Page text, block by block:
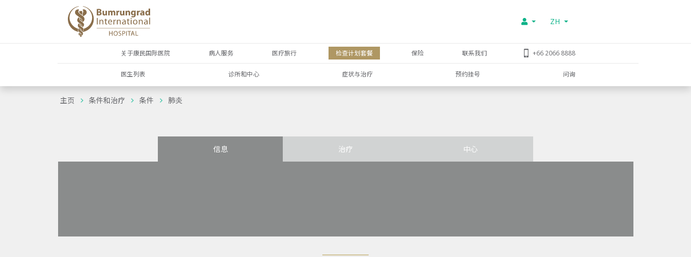
ZH
关于康民国际医院 病人服务 医疗旅行 检查计划套餐 保险 联系我们 +66 2066 8888
医生列表 诊所和中心 症状与治疗 预约挂号 问询
主页 条件和治疗 条件 肺炎
信息 治疗 中心